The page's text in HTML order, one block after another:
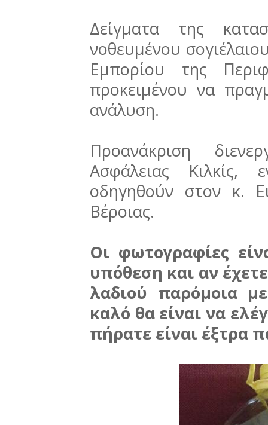
Δείγματα της
νοθευμένου
Εμπορίου της
προκειμένου να
ανάλυση.
Προανάκριση
Ασφάλειας
οδηγηθούν στον κ.
Βέροιας.
Οι φωτογραφίες
υπόθεση και αν
λαδιού παρόμοια
καλό θα είναι να
πήρατε είναι έξτρα